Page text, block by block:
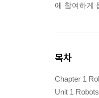
에 참여하게
목차
Chapter 1
Unit 1